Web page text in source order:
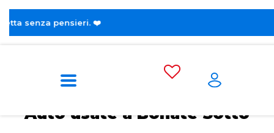
Home Auto usate a Bonate Sotto
Auto usate a Bonate Sotto